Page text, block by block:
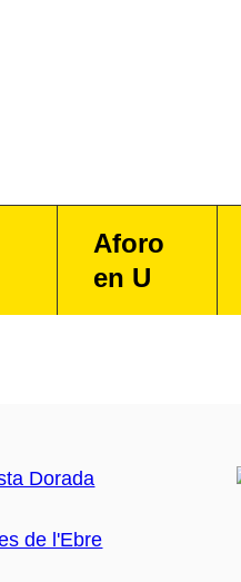
Aforo
en U